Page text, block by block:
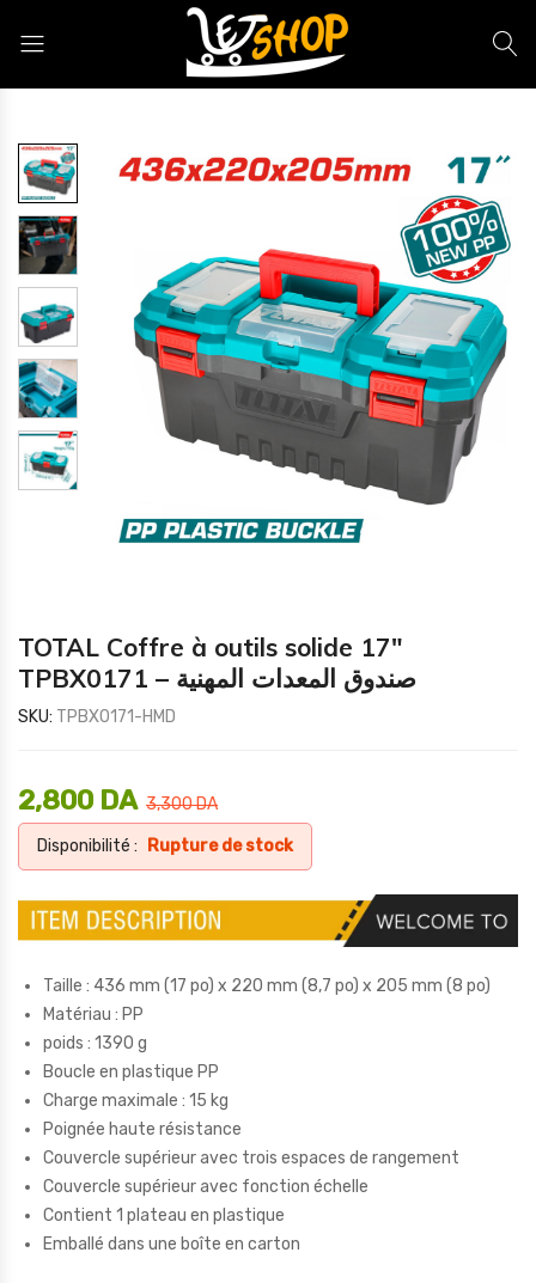
TOTAL Coffre à outils solide 17″
TPBX0171 – صندوق المعدات المهنية
SKU: TPBX0171-HMD
3,300DA
2,800 DA
Disponibilité : Rupture de stock
Taille : 436 mm (17 po) x 220 mm (8,7 po) x 205 mm (8 po)
Matériau : PP
poids : 1390 g
Boucle en plastique PP
Charge maximale : 15 kg
Poignée haute résistance
Couvercle supérieur avec trois espaces de rangement
Couvercle supérieur avec fonction échelle
Contient 1 plateau en plastique
Emballé dans une boîte en carton